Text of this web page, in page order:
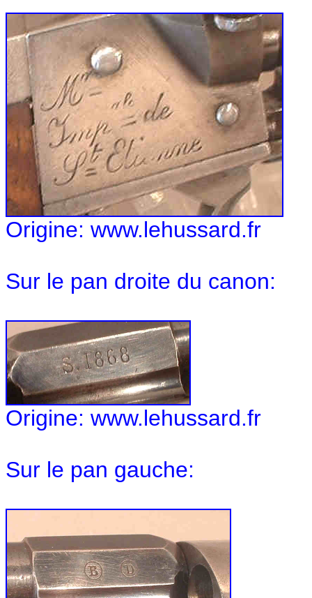
Origine: www.lehussard.fr
Sur le pan droite du canon:
Origine: www.lehussard.fr
Sur le pan gauche: